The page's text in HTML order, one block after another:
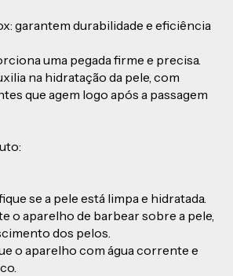
garantem durabilidade e eficiência
uma pegada firme e precisa.
na hidratação da pele, com
que agem logo após a passagem
se a pele está limpa e hidratada.
o aparelho de barbear sobre a pele,
dos pelos.
o aparelho com água corrente e